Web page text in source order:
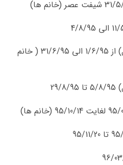
دوره Altium Designer (پروتل) از 1/6/95 الی 31/6/95 ( خانم